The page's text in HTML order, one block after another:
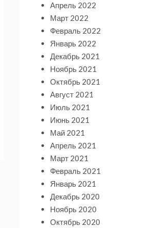
Апрель 2022
Март 2022
Февраль 2022
Январь 2022
Декабрь 2021
Ноябрь 2021
Октябрь 2021
Август 2021
Июль 2021
Июнь 2021
Май 2021
Апрель 2021
Март 2021
Февраль 2021
Январь 2021
Декабрь 2020
Ноябрь 2020
Октябрь 2020